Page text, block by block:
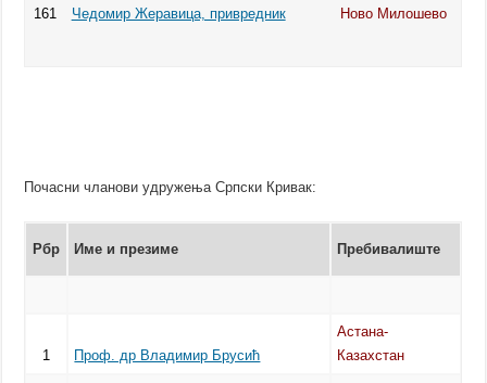
161 Чедомир Жеравица, привредник Ново Милошево
Почасни чланови удружења Српски Кривак:
Рбр Име и презиме Пребивалиште
1 Проф. др Владимир Брусић
Астана-
Казахстан